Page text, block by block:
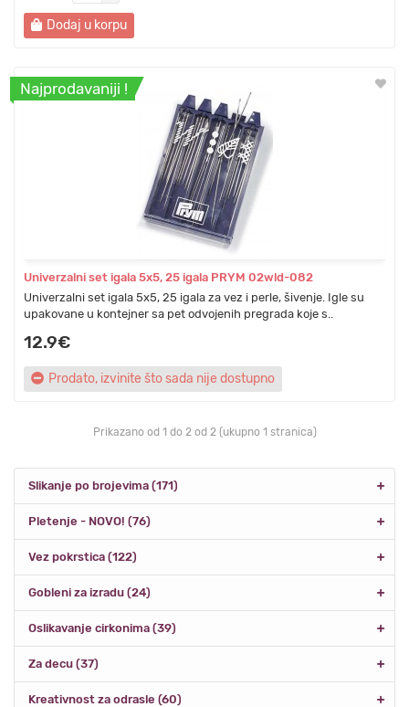
Dodaj u korpu
Najprodavaniji !
Univerzalni set igala 5x5, 25 igala PRYM 02wld-082
Univerzalni set igala 5x5, 25 igala za vez i perle, šivenje. Igle su
upakovane u kontejner sa pet odvojenih pregrada koje s..
12.9€
Prodato, izvinite što sada nije dostupno
Prikazano od 1 do 2 od 2 (ukupno 1 stranica)
Slikanje po brojevima (171)
Pletenje - NOVO! (76)
Vez pokrstica (122)
Gobleni za izradu (24)
Oslikavanje cirkonima (39)
Za decu (37)
Kreativnost za odrasle (60)